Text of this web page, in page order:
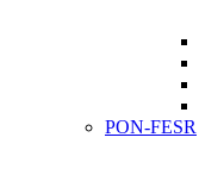
PON-FESR